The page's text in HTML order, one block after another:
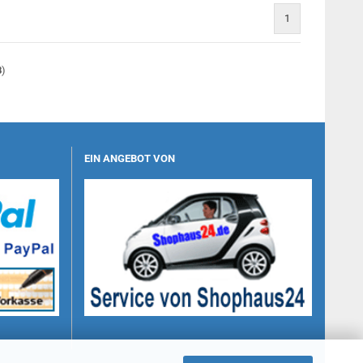
1
)
EIN ANGEBOT VON